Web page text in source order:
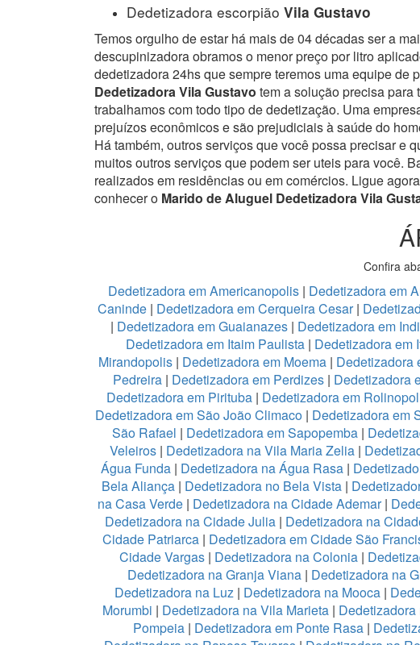
Dedetizadora escorpião Vila Gustavo
Temos orgulho de estar há mais de 04 décadas ser a
descupinizadora obramos o menor preço por litro
dedetizadora 24hs que sempre teremos uma equipe de
Dedetizadora Vila Gustavo tem a solução precisa
trabalhamos com todo tipo de dedetização. Uma
prejuízos econômicos e são prejudiciais à saúde do
Há também, outros serviços que você possa precisar e
muitos outros serviços que podem ser uteis para você.
realizados em residências ou em comércios. Ligue
conhecer o Marido de Aluguel Dedetizadora Vila
Confira
Dedetizadora em Americanopolis | Dedetizadora em
Caninde| Dedetizadora em Cerqueira Cesar|
| Dedetizadora em Guaianazes | Dedetizadora em
Dedetizadora em Itaim Paulista | Dedetizadora em
Mirandopolis | Dedetizadora em Moema | Dedetizadora
Pedreira | Dedetizadora em Perdizes | Dedetizadora
Dedetizadora em Pirituba| Dedetizadora em
Dedetizadora em São João Climaco| Dedetizadora em
São Rafael | Dedetizadora em Sapopemba |
Veleiros| Dedetizadora na Vila Maria Zelia|
Água Funda | Dedetizadora na Água Rasa |
Bela Aliança | Dedetizadora no Bela Vista|
na Casa Verde| Dedetizadora na Cidade Ademar|
Dedetizadora na Cidade Julia | Dedetizadora na
Cidade Patriarca| Dedetizadora em Cidade São
Cidade Vargas | Dedetizadora na Colonia |
Dedetizadora na Granja Viana | Dedetizadora na
Dedetizadora na Luz | Dedetizadora na Mooca |
Morumbi | Dedetizadora na Vila Marieta |
Pompeia | Dedetizadora em Ponte Rasa |